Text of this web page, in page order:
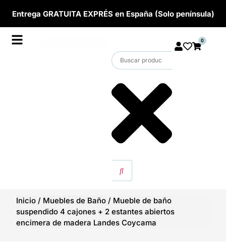
Entrega GRATUITA EXPRÉS en España (Solo península)
0
Inicio / Muebles de Baño / Mueble de baño
suspendido 4 cajones + 2 estantes abiertos
encimera de madera Landes Coycama